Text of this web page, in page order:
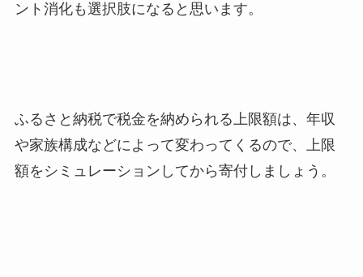
ント消化も選択肢になると思います。
ふるさと納税で税金を納められる上限額は、年収
や家族構成などによって変わってくるので、上限
額をシミュレーションしてから寄付しましょう。